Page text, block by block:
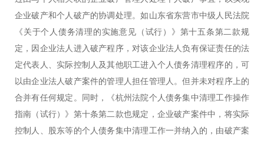
企业破产和个人破产的协调处理。如山东省东营市中级人民法院
《关于个人债务清理的实施意见（试行）》第十五条第二款规
定，因企业法人进入破产程序，对该企业法人负有保证责任的法
定代表人、实际控制人及其他职工进入个人债务清理程序的，可
以由企业法人破产案件的管理人担任管理人。但并未对程序上的
合并有任何规定。同时，《杭州法院个人债务集中清理工作操作
指南（试行）》第十条第二款也规定，企业破产案件中，将实际
控制人、股东等的个人债务集中清理工作一并纳入的，由破产案